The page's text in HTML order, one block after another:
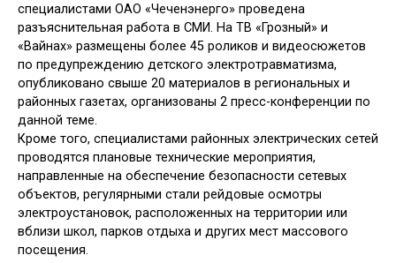
специалистами ОАО «Чеченэнерго» проведена
разъяснительная работа в СМИ. На ТВ «Грозный» и
«Вайнах» размещены более 45 роликов и видеосюжетов
по предупреждению детского электротравматизма,
опубликовано свыше 20 материалов в региональных и
районных газетах, организованы 2 пресс-конференции по
данной теме.
Кроме того, специалистами районных электрических сетей
проводятся плановые технические мероприятия,
направленные на обеспечение безопасности сетевых
объектов, регулярными стали рейдовые осмотры
электроустановок, расположенных на территории или
вблизи школ, парков отдыха и других мест массового
посещения.